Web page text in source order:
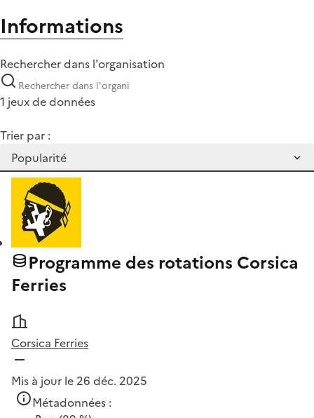
Informations
Rechercher dans l'organisation
1 jeux de données
Trier par :
Programme des rotations Corsica
Ferries
Corsica Ferries
Mis à jour le 26 déc. 2025
Métadonnées :